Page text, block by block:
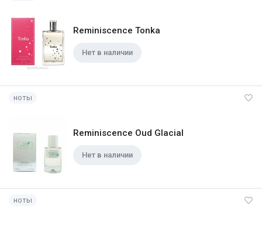
Reminiscence Tonka
Нет в наличии
ноты
Reminiscence Oud Glacial
Нет в наличии
ноты